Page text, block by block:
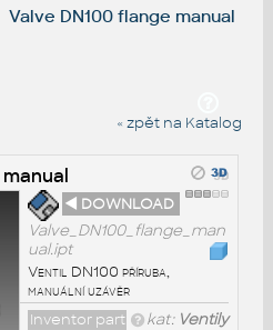
DN100 flange manual
« zpět na Katalog
◄ DOWNLOAD
Valve_DN100_flange_man
ual.ipt
Ventil DN100 příruba,
manuální uzávěr
kat: Ventily
Inventor part